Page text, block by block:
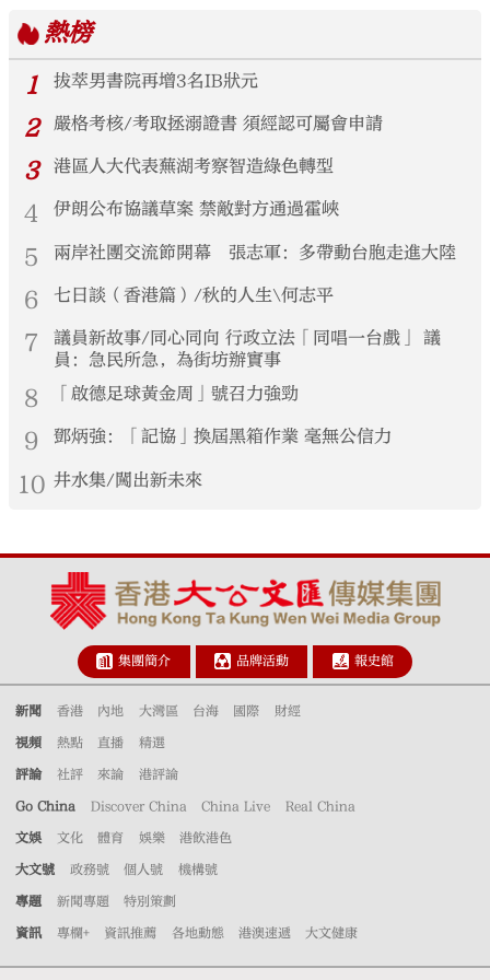
熱榜
1
拔萃男書院再增3名IB狀元
2 嚴格考核/考取拯溺證書 須經認可屬會申請
3 港區人大代表蕪湖考察智造綠色轉型
4 伊朗公布協議草案 禁敵對方通過霍峽
5 兩岸社團交流節開幕 張志軍：多帶動台胞走進大陸
6 七日談（香港篇）/秋的人生\何志平
7
議員新故事/同心同向 行政立法「同唱一台戲」 議
員：急民所急，為街坊辦實事
8 「啟德足球黃金周」號召力強勁
9 鄧炳強：「記協」換屆黑箱作業 毫無公信力
10 井水集/闖出新未來
集團簡介 品牌活動 報史館
新聞 香港 內地 大灣區 台海 國際 財經
視頻 熱點 直播 精選
評論 社評 來論 港評論
Go China Discover China China Live Real China
文娛 文化 體育 娛樂 港飲港色
大文號 政務號 個人號 機構號
專題 新聞專題 特別策劃
資訊 專欄+ 資訊推薦 各地動態 港澳速遞 大文健康